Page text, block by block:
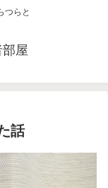
つらと
屋
話